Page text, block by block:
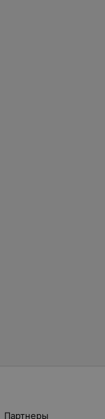
Партнеры